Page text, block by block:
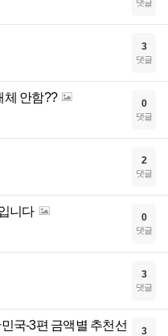
댓글
3
댓글
체 안함?? 0
댓글
2
댓글
니다 0
댓글
3
댓글
국-3편 금액별 추천선
3